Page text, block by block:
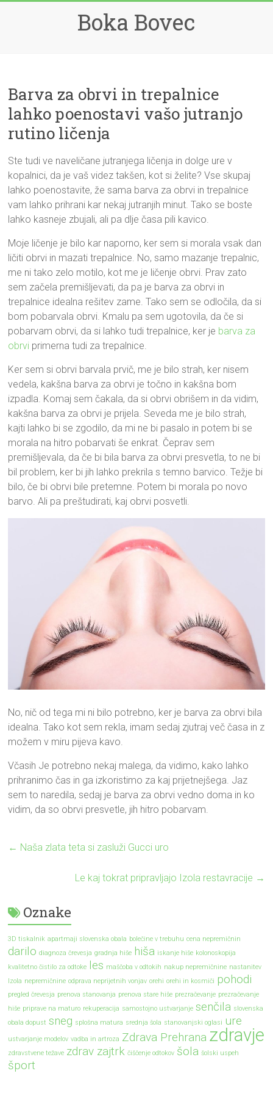
Boka Bovec
Barva za obrvi in trepalnice
lahko poenostavi vašo jutranjo
rutino ličenja
Ste tudi ve naveličane jutranjega ličenja in dolge ure v
kopalnici, da je vaš videz takšen, kot si želite? Vse skupaj
lahko poenostavite, že sama barva za obrvi in trepalnice
vam lahko prihrani kar nekaj jutranjih minut. Tako se boste
lahko kasneje zbujali, ali pa dlje časa pili kavico.
Moje ličenje je bilo kar naporno, ker sem si morala vsak dan
ličiti obrvi in mazati trepalnice. No, samo mazanje trepalnic,
me ni tako zelo motilo, kot me je ličenje obrvi. Prav zato
sem začela premišljevati, da pa je barva za obrvi in
trepalnice idealna rešitev zame. Tako sem se odločila, da si
bom pobarvala obrvi. Kmalu pa sem ugotovila, da če si
pobarvam obrvi, da si lahko tudi trepalnice, ker je barva za
obrvi primerna tudi za trepalnice.
Ker sem si obrvi barvala prvič, me je bilo strah, ker nisem
vedela, kakšna barva za obrvi je točno in kakšna bom
izpadla. Komaj sem čakala, da si obrvi obrišem in da vidim,
kakšna barva za obrvi je prijela. Seveda me je bilo strah,
kajti lahko bi se zgodilo, da mi ne bi pasalo in potem bi se
morala na hitro pobarvati še enkrat. Čeprav sem
premišljevala, da če bi bila barva za obrvi presvetla, to ne bi
bil problem, ker bi jih lahko prekrila s temno barvico. Težje bi
bilo, če bi obrvi bile pretemne. Potem bi morala po novo
barvo. Ali pa preštudirati, kaj obrvi posvetli.
No, nič od tega mi ni bilo potrebno, ker je barva za obrvi bila
idealna. Tako kot sem rekla, imam sedaj zjutraj več časa in z
možem v miru pijeva kavo.
Včasih Je potrebno nekaj malega, da vidimo, kako lahko
prihranimo čas in ga izkoristimo za kaj prijetnejšega. Jaz
sem to naredila, sedaj je barva za obrvi vedno doma in ko
vidim, da so obrvi presvetle, jih hitro pobarvam.
← Naša zlata teta si zasluži Gucci uro
Le kaj tokrat pripravljajo Izola restavracije →
Oznake
3D tiskalnik apartmaji slovenska obala bolečine v trebuhu cena nepremičnin
darilo diagnoza črevesja gradnja hiše hiša iskanje hiše kolonoskopija
kvalitetno čistilo za odtoke les maščoba v odtokih nakup nepremičnine nastanitev
Izola nepremičnine odprava neprijetnih vonjav orehi orehi in kosmiči pohodi
pregled črevesja prenova stanovanja prenova stare hiše prezračevanje prezračevanje
hiše priprave na maturo rekuperacija samostojno ustvarjanje senčila slovenska
obala dopust sneg splošna matura srednja šola stanovanjski oglasi ure
ustvarjanje modelov vadba in artroza Zdrava Prehrana zdravje
zdravstvene težave zdrav zajtrk čiščenje odtokov šola šolski uspeh
šport